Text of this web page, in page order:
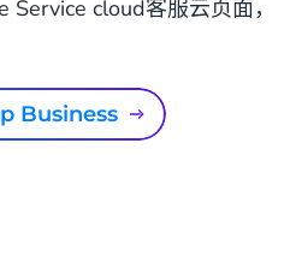
cloud客服云页面，
Business